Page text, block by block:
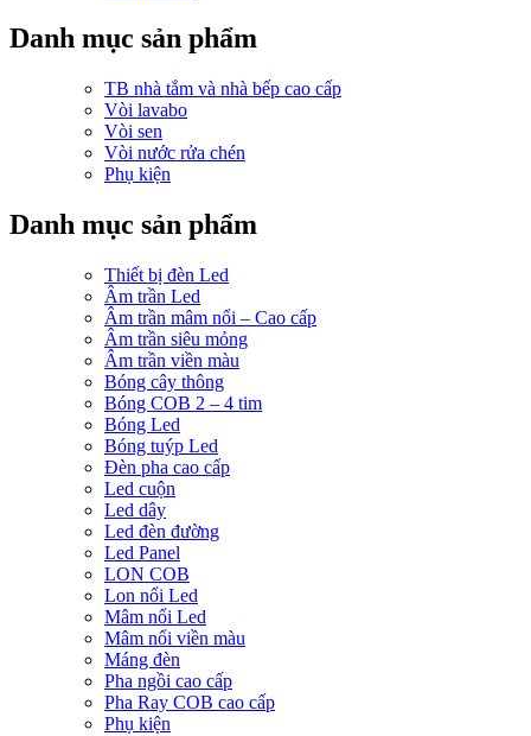
Danh mục sản phẩm
TB nhà tắm và nhà bếp cao cấp
Vòi lavabo
Vòi sen
Vòi nước rửa chén
Phụ kiện
Danh mục sản phẩm
Thiết bị đèn Led
Âm trần Led
Âm trần mâm nổi – Cao cấp
Âm trần siêu mỏng
Âm trần viền màu
Bóng cây thông
Bóng COB 2 – 4 tim
Bóng Led
Bóng tuýp Led
Đèn pha cao cấp
Led cuộn
Led dây
Led đèn đường
Led Panel
LON COB
Lon nổi Led
Mâm nổi Led
Mâm nổi viền màu
Máng đèn
Pha ngồi cao cấp
Pha Ray COB cao cấp
Phụ kiện